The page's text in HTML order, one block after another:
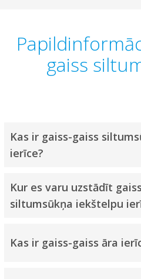
gaiss
Kas ir gaiss-gaiss
ierīce?
Kur es varu uzstādīt
siltumsūkņa iekštelpu
Kas ir gaiss-gaiss āra